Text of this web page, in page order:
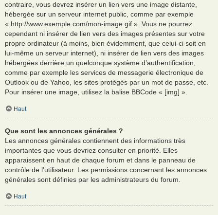
contraire, vous devrez insérer un lien vers une image distante,
hébergée sur un serveur internet public, comme par exemple
« http://www.exemple.com/mon-image.gif ». Vous ne pourrez
cependant ni insérer de lien vers des images présentes sur votre
propre ordinateur (à moins, bien évidemment, que celui-ci soit en
lui-même un serveur internet), ni insérer de lien vers des images
hébergées derrière un quelconque système d’authentification,
comme par exemple les services de messagerie électronique de
Outlook ou de Yahoo, les sites protégés par un mot de passe, etc.
Pour insérer une image, utilisez la balise BBCode « [img] ».
Haut
Que sont les annonces générales ?
Les annonces générales contiennent des informations très
importantes que vous devriez consulter en priorité. Elles
apparaissent en haut de chaque forum et dans le panneau de
contrôle de l’utilisateur. Les permissions concernant les annonces
générales sont définies par les administrateurs du forum.
Haut